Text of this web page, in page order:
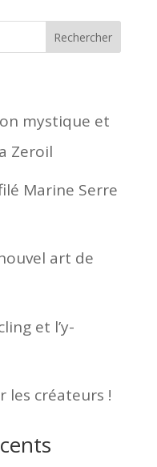
Rechercher
mystique et
Zeroil
Marine Serre
art de
et l’y-
les créateurs !